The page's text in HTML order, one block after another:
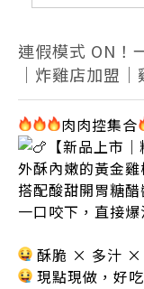
連假模式 ON！
｜炸雞店加盟
肉肉控集合
【新品上市
外酥內嫩的黃金雞
搭配酸甜開胃糖醋
一口咬下，直接
酥脆 × 多汁 ×
現點現做，好